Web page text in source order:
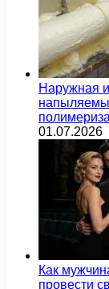
Наружная
01.07.2026
Как
провести